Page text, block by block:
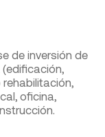
de inversión de
oficina,